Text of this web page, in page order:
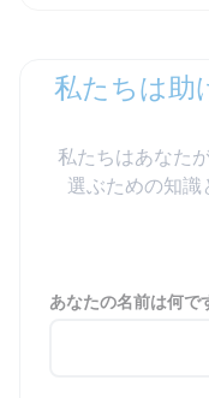
私たちは助
私たちはあなた
選ぶための知識
あなたの名前は何で